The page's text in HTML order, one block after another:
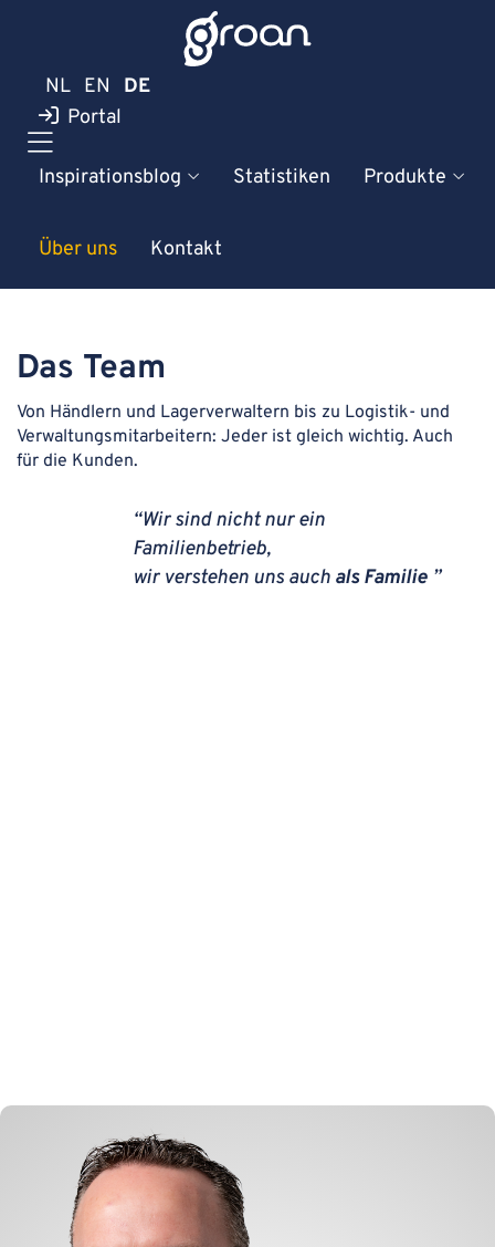
Inspirationsblog Statistiken Produkte
Über uns Kontakt
NL EN
DE
Portal
Das Team
Von Händlern und Lagerverwaltern bis zu Logistik- und
Verwaltungsmitarbeitern: Jeder ist gleich wichtig. Auch
für die Kunden.
“Wir sind nicht nur ein
Familienbetrieb,
wir verstehen uns auch als Familie ”